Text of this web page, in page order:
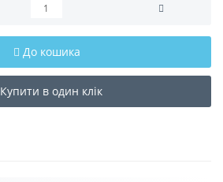
До кошика
Купити в один клік